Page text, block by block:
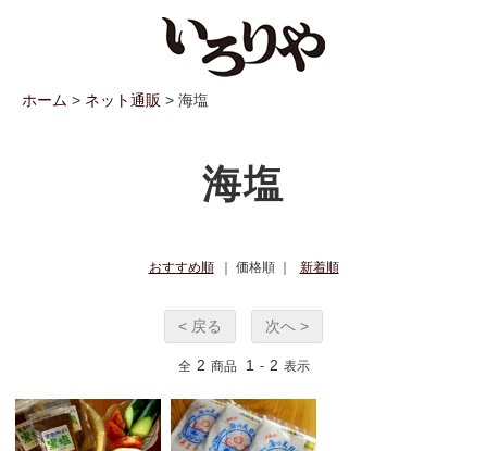
ホーム > ネット通販 > 海塩
海塩
おすすめ順 ｜ 価格順 ｜ 新着順
< 戻る 次へ >
全 2 商品 1 - 2 表示